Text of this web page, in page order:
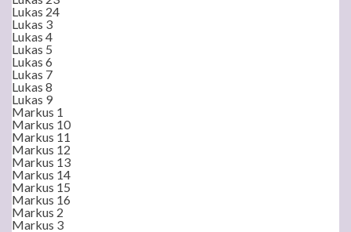
Lukas 24
Lukas 3
Lukas 4
Lukas 5
Lukas 6
Lukas 7
Lukas 8
Lukas 9
Markus 1
Markus 10
Markus 11
Markus 12
Markus 13
Markus 14
Markus 15
Markus 16
Markus 2
Markus 3